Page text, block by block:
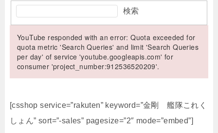
検索
YouTube responded with an error: Quota exceeded for
quota metric 'Search Queries' and limit 'Search Queries
per day' of service 'youtube.googleapis.com' for
consumer 'project_number:912536520209'.
[csshop service=”rakuten” keyword=”金剛 艦隊これく
しょん” sort=”-sales” pagesize=”2″ mode=”embed”]